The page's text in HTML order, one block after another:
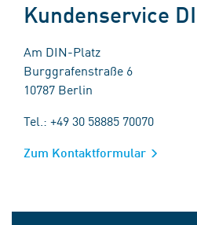
Kundenservice
Am DIN-Platz
Burggrafenstraße 6
10787 Berlin
Tel.: +49 30 58885 70070
Zum Kontaktformular